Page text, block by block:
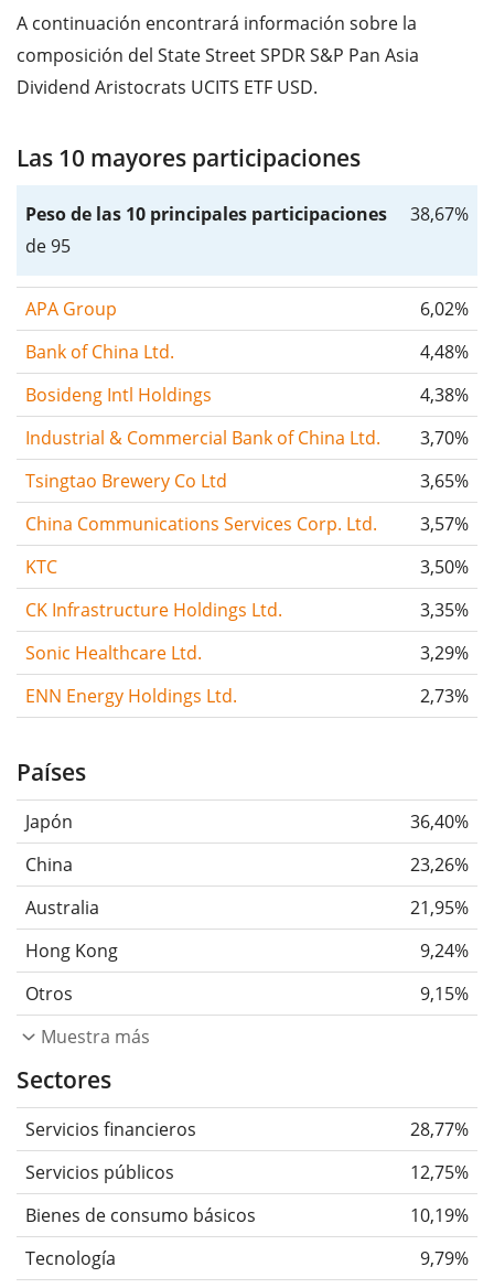
A continuación encontrará información sobre la
composición del State Street SPDR S&P Pan Asia
Dividend Aristocrats UCITS ETF USD.
Las 10 mayores participaciones
Peso de las 10 principales participaciones
de 95
38,67%
APA Group
6,02%
Bank of China Ltd.
4,48%
Bosideng Intl Holdings
4,38%
Industrial & Commercial Bank of China Ltd.
3,70%
Tsingtao Brewery Co Ltd
3,65%
China Communications Services Corp. Ltd.
3,57%
KTC
3,50%
CK Infrastructure Holdings Ltd.
3,35%
Sonic Healthcare Ltd.
3,29%
ENN Energy Holdings Ltd.
2,73%
Países
Japón
36,40%
China
23,26%
Australia
21,95%
Hong Kong
9,24%
Otros
9,15%
Muestra más
Sectores
Servicios financieros
28,77%
Servicios públicos
12,75%
Bienes de consumo básicos
10,19%
Tecnología
9,79%